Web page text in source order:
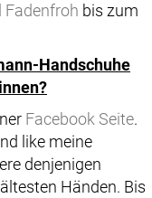
Fadenfroh bis zum
Handschuhe
Facebook Seite.
like meine
denjenigen
Händen. Bis